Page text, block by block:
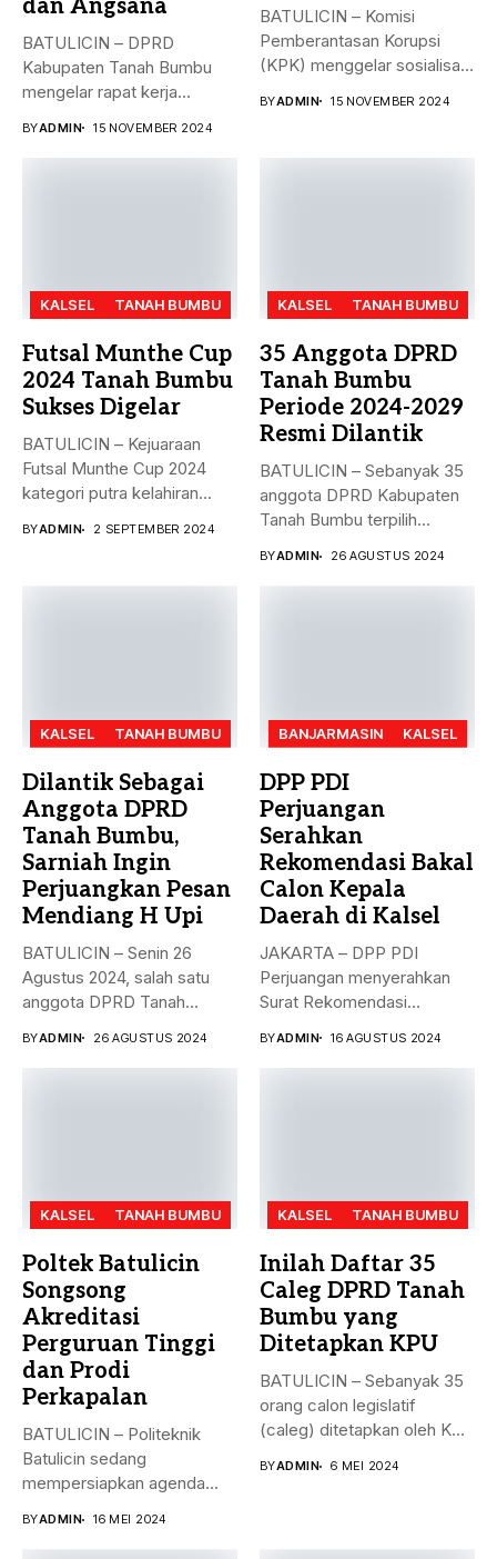
dan Angsana
BATULICIN – DPRD
Kabupaten Tanah Bumbu
mengelar rapat kerja
BYADMIN 15 NOVEMBER 2024
BATULICIN – Komisi
Pemberantasan Korupsi
(KPK) menggelar sosialisasi
BYADMIN 15 NOVEMBER 2024
KALSEL TANAH BUMBU
Futsal Munthe Cup
2024 Tanah Bumbu
Sukses Digelar
BATULICIN – Kejuaraan
Futsal Munthe Cup 2024
kategori putra kelahiran
BYADMIN 2 SEPTEMBER 2024
KALSEL TANAH BUMBU
35 Anggota DPRD
Tanah Bumbu
Periode 2024-2029
Resmi Dilantik
BATULICIN – Sebanyak 35
anggota DPRD Kabupaten
Tanah Bumbu terpilih
BYADMIN 26 AGUSTUS 2024
KALSEL TANAH BUMBU
Dilantik Sebagai
Anggota DPRD
Tanah Bumbu,
Sarniah Ingin
Perjuangkan Pesan
Mendiang H Upi
BATULICIN – Senin 26
Agustus 2024, salah satu
anggota DPRD Tanah
BYADMIN 26 AGUSTUS 2024
BANJARMASIN KALSEL
DPP PDI
Perjuangan
Serahkan
Rekomendasi Bakal
Calon Kepala
Daerah di Kalsel
JAKARTA – DPP PDI
Perjuangan menyerahkan
Surat Rekomendasi
BYADMIN 16 AGUSTUS 2024
KALSEL TANAH BUMBU
Poltek Batulicin
Songsong
Akreditasi
Perguruan Tinggi
dan Prodi
Perkapalan
BATULICIN – Politeknik
Batulicin sedang
mempersiapkan agenda
BYADMIN 16 MEI 2024
KALSEL TANAH BUMBU
Inilah Daftar 35
Caleg DPRD Tanah
Bumbu yang
Ditetapkan KPU
BATULICIN – Sebanyak 35
orang calon legislatif
(caleg) ditetapkan oleh KPU
BYADMIN 6 MEI 2024